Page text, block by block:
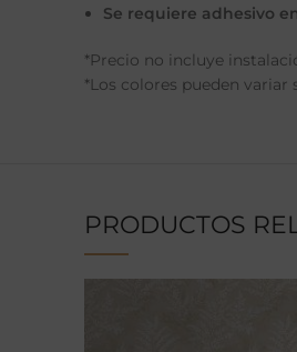
Se requiere adhesivo
*Precio no incluye
*Los colores pueden variar
PRODUCTOS